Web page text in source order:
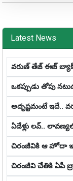
Latest News
వరుణ్ తేజ్ ఈజ్
ఒక‌ప్పుడు తోపు
అదృష్టమంటే ఇదే..
ఏడేళ్లు ల‌వ్‌..
చిరంజీవికి ఆ హోదా
చిరంజీవి చేతికి ఏపీ